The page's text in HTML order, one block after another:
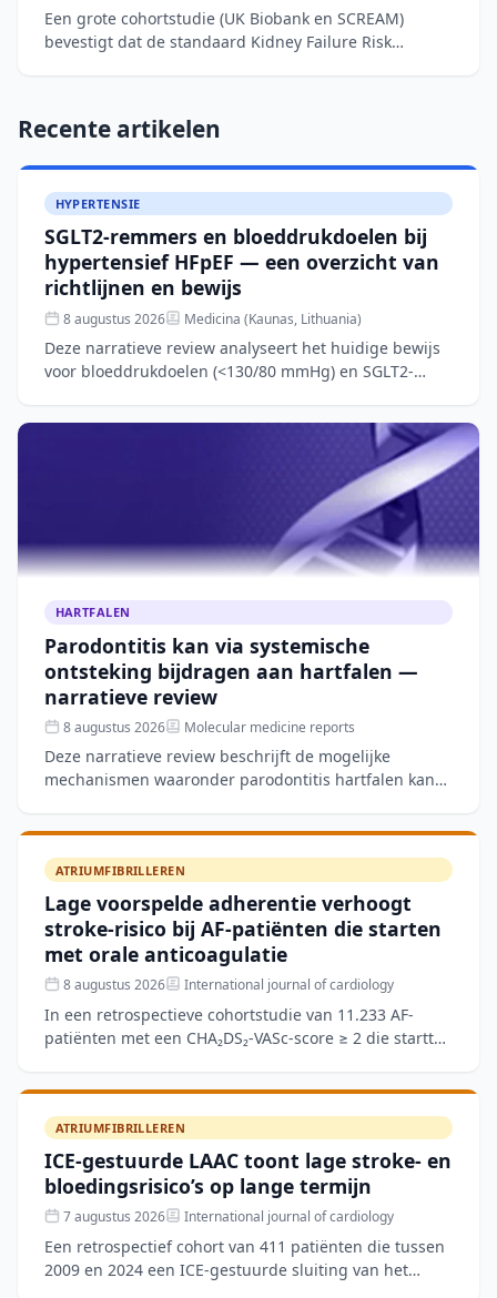
Een grote cohortstudie (UK Biobank en SCREAM)
bevestigt dat de standaard Kidney Failure Risk
Recente artikelen
HYPERTENSIE
SGLT2-remmers en bloeddrukdoelen bij
hypertensief HFpEF — een overzicht van
richtlijnen en bewijs
8 augustus 2026 Medicina (Kaunas, Lithuania)
Deze narratieve review analyseert het huidige bewijs
voor bloeddrukdoelen (<130/80 mmHg) en SGLT2-
hartfalen met be
HARTFALEN
Parodontitis kan via systemische
ontsteking bijdragen aan hartfalen —
narratieve review
8 augustus 2026 Molecular medicine reports
Deze narratieve review beschrijft de mogelijke
mechanismen waaronder parodontitis hartfalen kan
verschuivin
ATRIUMFIBRILLEREN
Lage voorspelde adherentie verhoogt
stroke-risico bij AF-patiënten die starten
met orale anticoagulatie
8 augustus 2026 International journal of cardiology
In een retrospectieve cohortstudie van 11.233 AF-
patiënten met een CHA₂DS₂-VASc-score ≥ 2 die startten
ATRIUMFIBRILLEREN
ICE-gestuurde LAAC toont lage stroke- en
bloedingsrisico’s op lange termijn
7 augustus 2026 International journal of cardiology
Een retrospectief cohort van 411 patiënten die tussen
2009 en 2024 een ICE-gestuurde sluiting van het